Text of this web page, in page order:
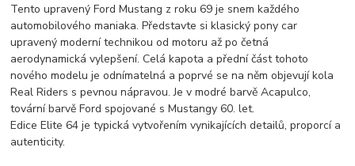
Tento upravený Ford Mustang z roku 69 je snem každého
automobilového maniaka. Představte si klasický pony car
upravený moderní technikou od motoru až po četná
aerodynamická vylepšení. Celá kapota a přední část tohoto
nového modelu je odnímatelná a poprvé se na něm objevují kola
Real Riders s pevnou nápravou. Je v modré barvě Acapulco,
tovární barvě Ford spojované s Mustangy 60. let.
Edice Elite 64 je typická vytvořením vynikajících detailů, proporcí a
autenticity.